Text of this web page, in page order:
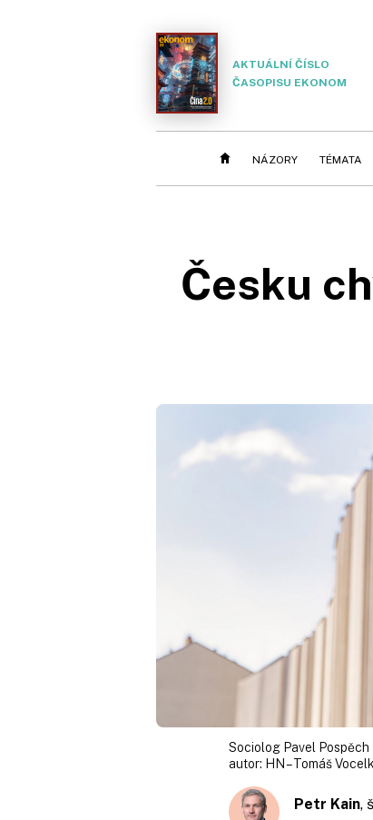
AKTUÁLNÍ ČÍSLO
ČASOPISU EKONOM
NÁZORY TÉMATA
Česku
Sociolog Pavel Pospěch
autor: HN – Tomáš
Petr Kain,